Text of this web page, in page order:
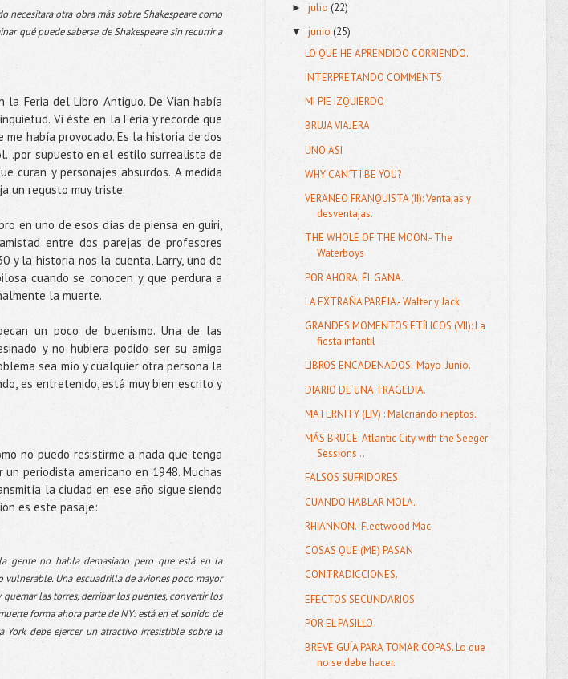
otra obra más sobre Shakespeare como
qué puede saberse de Shakespeare sin recurrir a
la Feria del Libro Antiguo. De Vian había
Vi éste en la Feria y recordé que
había provocado. Es la historia de dos
supuesto en el estilo surrealista de
curan y personajes absurdos. A medida
un regusto muy triste.
en uno de esos días de piensa en guiri,
entre dos parejas de profesores
y la historia nos la cuenta, Larry, uno de
cuando se conocen y que perdura a
la muerte.
un poco de buenismo. Una de las
y no hubiera podido ser su amiga
sea mío y cualquier otra persona la
es entretenido, está muy bien escrito y
no puedo resistirme a nada que tenga
periodista americano en 1948. Muchas
la ciudad en ese año sigue siendo
es este pasaje:
gente no habla demasiado pero que está en la
Una escuadrilla de aviones poco mayor
las torres, derribar los puentes, convertir los
forma ahora parte de NY: está en el sonido de
debe ejercer un atractivo irresistible sobre la
►julio (22)
▼junio (25)
LO QUE HE APRENDIDO CORRIENDO.
INTERPRETANDO COMMENTS
MI PIE IZQUIERDO
BRUJA VIAJERA
UNO ASI
WHY CAN´T I BE YOU?
VERANEO FRANQUISTA (II): Ventajas y
desventajas.
THE WHOLE OF THE MOON.- The
Waterboys
POR AHORA, ÉL GANA.
LA EXTRAÑA PAREJA.- Walter y Jack
GRANDES MOMENTOS ETÍLICOS (VII): La
fiesta infantil
LIBROS ENCADENADOS- Mayo-Junio.
DIARIO DE UNA TRAGEDIA.
MATERNITY (LIV) : Malcriando ineptos.
MÁS BRUCE: Atlantic City with the Seeger
Sessions ...
FALSOS SUFRIDORES
CUANDO HABLAR MOLA.
RHIANNON.- Fleetwood Mac
COSAS QUE (ME) PASAN
CONTRADICCIONES.
EFECTOS SECUNDARIOS
POR EL PASILLO
BREVE GUÍA PARA TOMAR COPAS. Lo que
no se debe hacer.